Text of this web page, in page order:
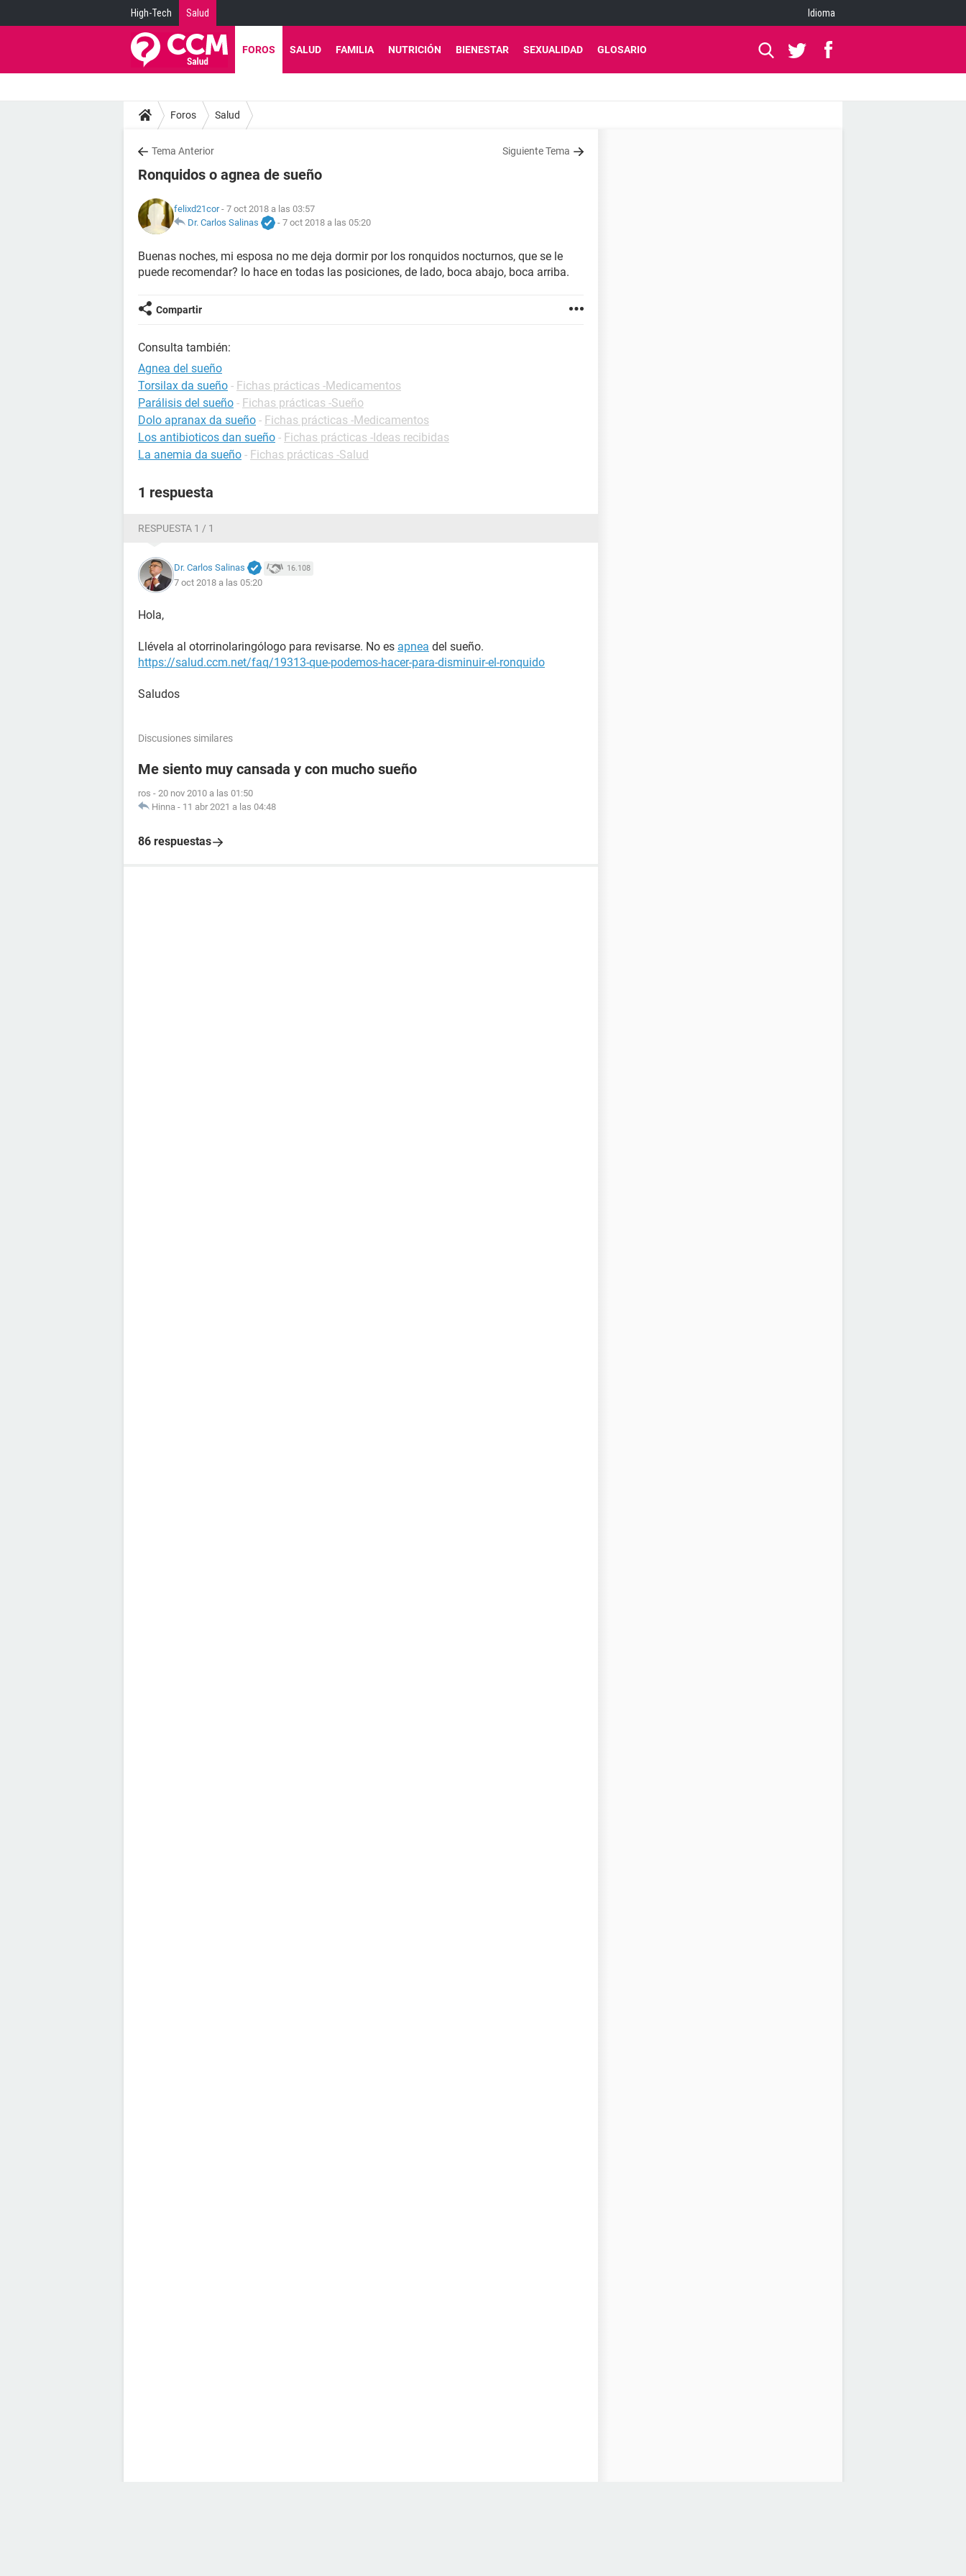
High-Tech Salud Idioma
FOROS SALUD FAMILIA NUTRICIÓN BIENESTAR SEXUALIDAD GLOSARIO
Foros Salud
Tema Anterior Siguiente Tema
Ronquidos o agnea de sueño
felixd21cor- 7 oct 2018 a las 03:57
Dr. Carlos Salinas
- 7 oct 2018 a las 05:20
Buenas noches, mi esposa no me deja dormir por los ronquidos nocturnos, que se le
puede recomendar? lo hace en todas las posiciones, de lado, boca abajo, boca arriba.
Compartir
Consulta también:
Agnea del sueño
Torsilax da sueño - Fichas prácticas -Medicamentos
Parálisis del sueño - Fichas prácticas -Sueño
Dolo apranax da sueño - Fichas prácticas -Medicamentos
Los antibioticos dan sueño - Fichas prácticas -Ideas recibidas
La anemia da sueño - Fichas prácticas -Salud
1 respuesta
RESPUESTA 1 / 1
Dr. Carlos Salinas 16.108
7 oct 2018 a las 05:20
Hola,
Llévela al otorrinolaringólogo para revisarse. No es apnea del sueño.
https://salud.ccm.net/faq/19313-que-podemos-hacer-para-disminuir-el-ronquido
Saludos
Discusiones similares
Me siento muy cansada y con mucho sueño
ros - 20 nov 2010 a las 01:50
Hinna - 11 abr 2021 a las 04:48
86 respuestas